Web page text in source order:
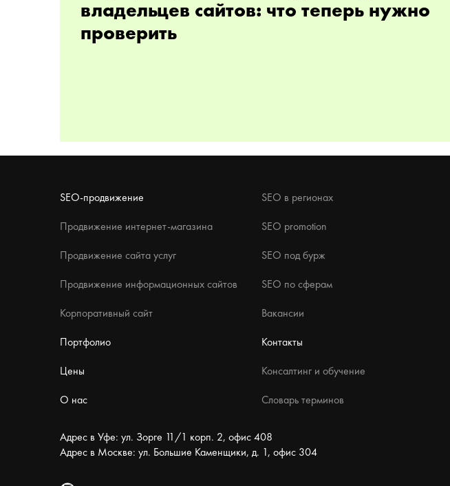
владельцев сайтов: что теперь нужно
проверить
SEO-продвижение
Продвижение интернет-магазина
Продвижение сайта услуг
Продвижение информационных сайтов
SEO в регионах
SEO promotion
SEO под бурж
SEO по сферам
Корпоративный сайт
Портфолио
Цены
О нас
Вакансии
Контакты
Консалтинг и обучение
Словарь терминов
Адрес в Уфе: ул. Зорге 11/1 корп. 2, офис 408
Адрес в Москве: ул. Большие Каменщики, д. 1, офис 304